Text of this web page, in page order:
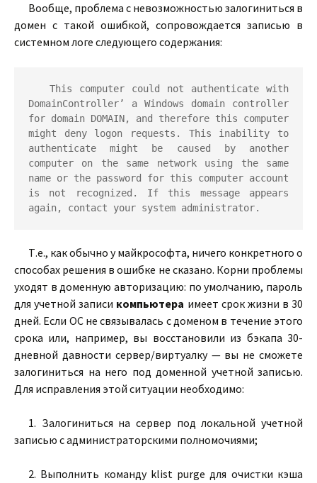
Вообще, проблема с невозможностью залогиниться в
домен с такой ошибкой, сопровождается записью в
системном логе следующего содержания:
DomainController’
a Windows domain controller
for domain DOMAIN, and therefore this computer
might deny logon requests. This inability to
authenticate might be caused by another
computer on the same network using the same
name or the password for this computer account
is not recognized. If this message appears
again, contact your system administrator.
Т.е., как обычно у майкрософта, ничего конкретного о
способах решения в ошибке не сказано. Корни проблемы
уходят в доменную авторизацию: по умолчанию, пароль
для учетной записи компьютера имеет срок жизни в 30
дней. Если ОС не связывалась с доменом в течение этого
срока или, например, вы восстановили из бэкапа 30-
дневной давности сервер/виртуалку — вы не сможете
залогиниться на него под доменной учетной записью.
Для исправления этой ситуации необходимо:
1. Залогиниться на сервер под локальной учетной
записью с администраторскими полномочиями;
2. Выполнить команду klist purge для очистки кэша